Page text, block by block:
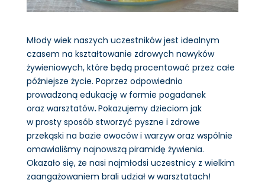
Młody wiek naszych uczestników jest idealnym
czasem na kształtowanie zdrowych nawyków
żywieniowych, które będą procentować przez całe
późniejsze życie. Poprzez odpowiednio
prowadzoną edukację w formie pogadanek
oraz warsztatów.Pokazujemy dzieciom jak
w prosty sposób stworzyć pyszne i zdrowe
przekąski na bazie owoców i warzyw oraz wspólnie
omawialiśmy najnowszą piramidę żywienia.
Okazało się, że nasi najmłodsi uczestnicy z wielkim
zaangażowaniem brali udział w warsztatach!